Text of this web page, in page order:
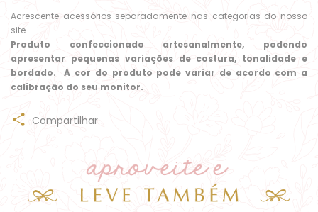
Acrescente acessórios separadamente nas categorias do nosso
site.
Produto confeccionado artesanalmente, podendo
apresentar pequenas variações de costura, tonalidade e
bordado. A cor do produto pode variar de acordo com a
calibração do seu monitor.
Compartilhar